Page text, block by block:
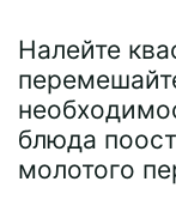
Налейте
блюда
молотого